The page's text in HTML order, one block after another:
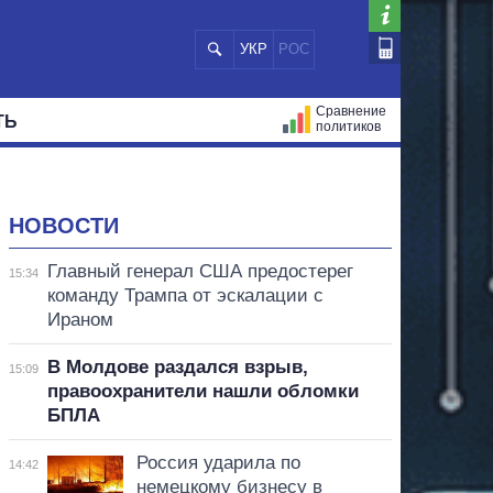
УКР РОС
Сравнение
политиков
НОВОСТИ
15:34
Главный генерал США предостерег
команду Трампа от эскалации с
Ираном
15:09
В Молдове раздался взрыв,
правоохранители нашли обломки
БПЛА
14:42
Россия ударила по
немецкому бизнесу в